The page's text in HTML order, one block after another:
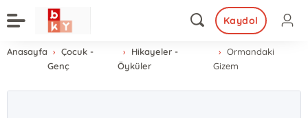
Kaydol
Anasayfa
Çocuk -
Genç
Hikayeler -
Öyküler
Ormandaki
Gizem